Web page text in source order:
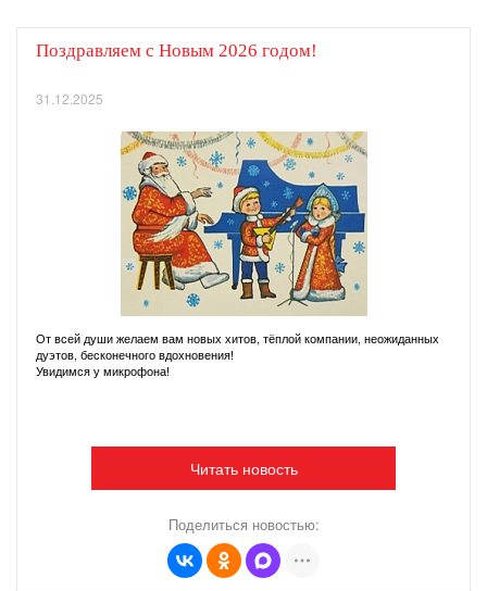
Поздравляем с Новым 2026 годом!
31.12.2025
От всей души желаем вам новых хитов, тёплой компании, неожиданных
дуэтов, бесконечного вдохновения!
Увидимся у микрофона!
Читать новость
Поделиться новостью: